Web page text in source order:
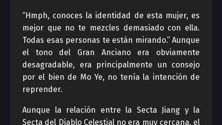
“Hmph, conoces la identidad de esta mujer, es
mejor que no te mezcles demasiado con ella.
Todas esas personas te están mirando.” Aunque
el tono del Gran Anciano era obviamente
desagradable, era principalmente un consejo
por el bien de Mo Ye, no tenía la intención de
reprender.
Aunque la relación entre la Secta Jiang y la
Secta del Diablo Celestial no era muy cercana, el